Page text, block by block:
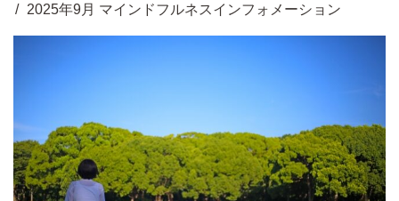
2025年9月 マインドフルネスインフォメーション